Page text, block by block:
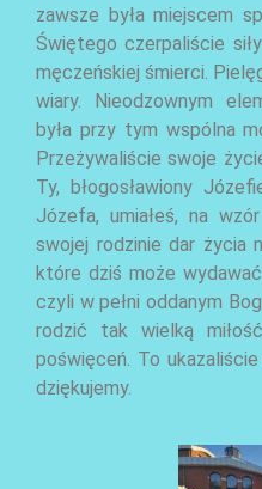
zawsze była miejscem
Świętego czerpaliście
męczeńskiej śmierci.
wiary. Nieodzownym
była przy tym wspólna
Przeżywaliście swoje
Ty, błogosławiony
Józefa, umiałeś, na
swojej rodzinie dar życia
które dziś może
czyli w pełni oddanym
rodzić tak wielką
poświęceń. To
dziękujemy.